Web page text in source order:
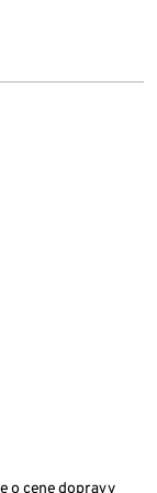
o cene dopravy